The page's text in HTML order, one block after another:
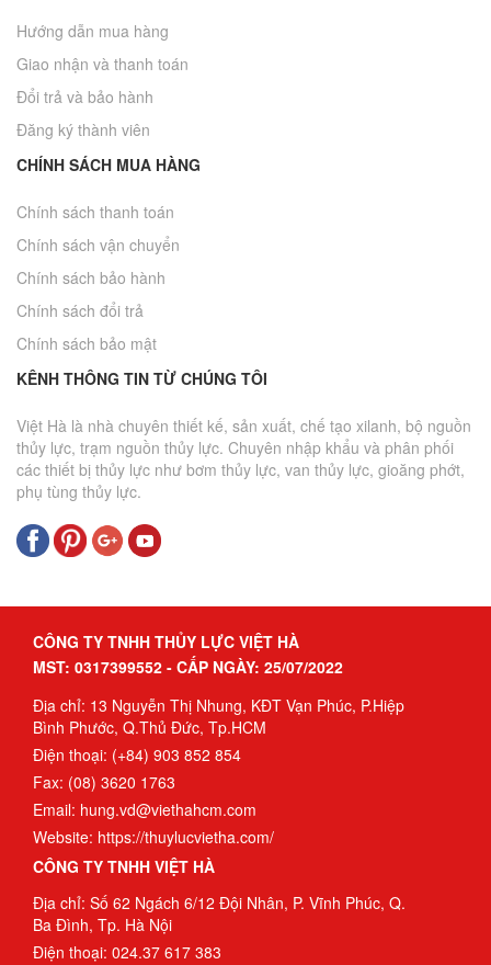
Hướng dẫn mua hàng
Giao nhận và thanh toán
Đổi trả và bảo hành
Đăng ký thành viên
CHÍNH SÁCH MUA HÀNG
Chính sách thanh toán
Chính sách vận chuyển
Chính sách bảo hành
Chính sách đổi trả
Chính sách bảo mật
KÊNH THÔNG TIN TỪ CHÚNG TÔI
Việt Hà là nhà chuyên thiết kế, sản xuất, chế tạo xilanh, bộ nguồn
thủy lực, trạm nguồn thủy lực. Chuyên nhập khẩu và phân phối
các thiết bị thủy lực như bơm thủy lực, van thủy lực, gioăng phớt,
phụ tùng thủy lực.
CÔNG TY TNHH THỦY LỰC VIỆT HÀ
MST: 0317399552 - CẤP NGÀY: 25/07/2022
Địa chỉ: 13 Nguyễn Thị Nhung, KĐT Vạn Phúc, P.Hiệp
Bình Phước, Q.Thủ Đức, Tp.HCM
Điện thoại: (+84) 903 852 854
Fax: (08) 3620 1763
Email: hung.vd@viethahcm.com
Website: https://thuylucvietha.com/
CÔNG TY TNHH VIỆT HÀ
Địa chỉ: Số 62 Ngách 6/12 Đội Nhân, P. Vĩnh Phúc, Q.
Ba Đình, Tp. Hà Nội
Điện thoại: 024.37 617 383